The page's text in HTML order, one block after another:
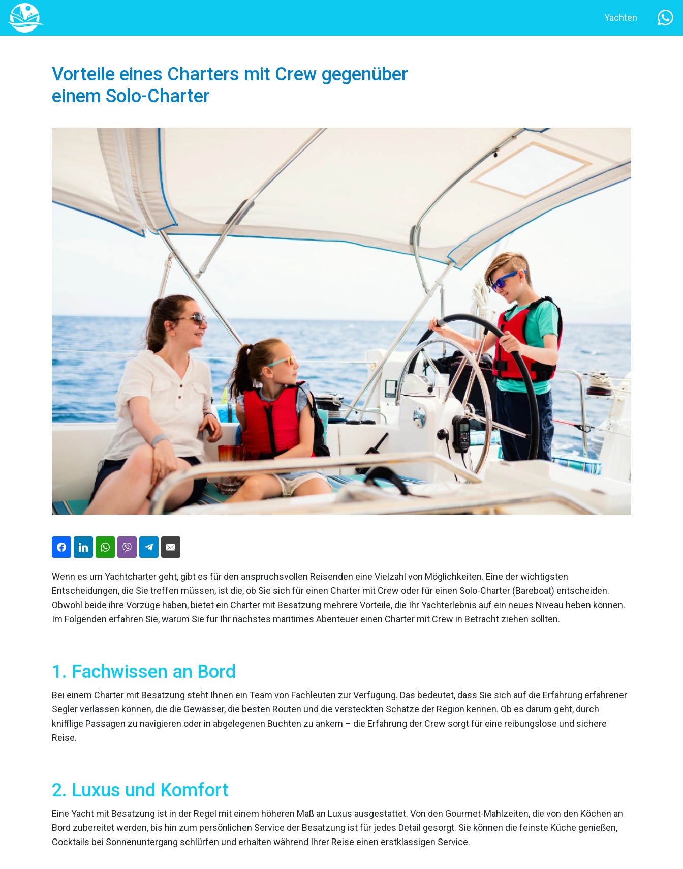
Yachten
Vorteile eines Charters mit Crew gegenüber
einem Solo-Charter
Wenn es um Yachtcharter geht, gibt es für den anspruchsvollen Reisenden eine Vielzahl von Möglichkeiten. Eine der wichtigsten
Entscheidungen, die Sie treffen müssen, ist die, ob Sie sich für einen Charter mit Crew oder für einen Solo-Charter (Bareboat) entscheiden.
Obwohl beide ihre Vorzüge haben, bietet ein Charter mit Besatzung mehrere Vorteile, die Ihr Yachterlebnis auf ein neues Niveau heben können.
Im Folgenden erfahren Sie, warum Sie für Ihr nächstes maritimes Abenteuer einen Charter mit Crew in Betracht ziehen sollten.
1. Fachwissen an Bord
Bei einem Charter mit Besatzung steht Ihnen ein Team von Fachleuten zur Verfügung. Das bedeutet, dass Sie sich auf die Erfahrung erfahrener
Segler verlassen können, die die Gewässer, die besten Routen und die versteckten Schätze der Region kennen. Ob es darum geht, durch
knifflige Passagen zu navigieren oder in abgelegenen Buchten zu ankern – die Erfahrung der Crew sorgt für eine reibungslose und sichere
Reise.
2. Luxus und Komfort
Eine Yacht mit Besatzung ist in der Regel mit einem höheren Maß an Luxus ausgestattet. Von den Gourmet-Mahlzeiten, die von den Köchen an
Bord zubereitet werden, bis hin zum persönlichen Service der Besatzung ist für jedes Detail gesorgt. Sie können die feinste Küche genießen,
Cocktails bei Sonnenuntergang schlürfen und erhalten während Ihrer Reise einen erstklassigen Service.